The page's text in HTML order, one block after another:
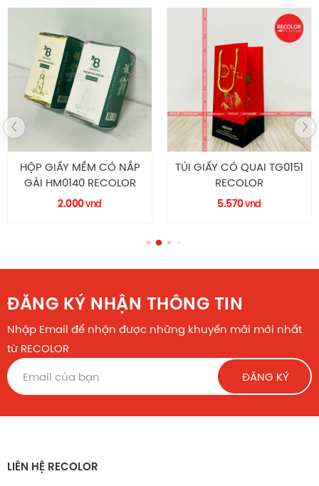
HỘP GIẤY MỀM CÓ NẮP
GÀI HM0140 RECOLOR
2.000vnd
TÚI GIẤY CÓ QUAI TG0151
RECOLOR
5.570vnd
ĐĂNG KÝ NHẬN THÔNG TIN
Nhập Email để nhận được những khuyến mãi mới nhất
từ RECOLOR
ĐĂNG KÝ
LIÊN HỆ RECOLOR